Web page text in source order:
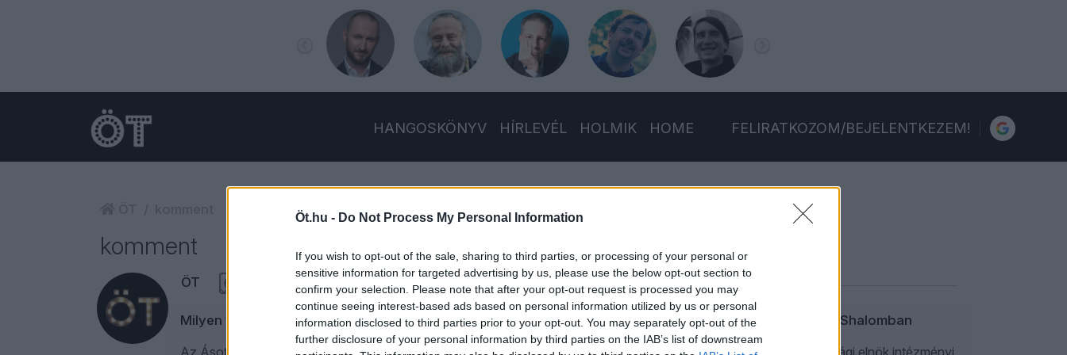
Öt.hu - Do Not Process My Personal Information
If you wish to opt-out of the sale, sharing to third parties, or processing of your personal or
sensitive information for targeted advertising by us, please use the below opt-out section to
confirm your selection. Please note that after your opt-out request is processed you may
continue seeing interest-based ads based on personal information utilized by us or personal
information disclosed to third parties prior to your opt-out. You may separately opt-out of the
further disclosure of your personal information by third parties on the IAB’s list of downstream
HANGOSKÖNYV HÍRLEVÉL HOLMIK HOME FELIRATKOZOM/BEJELENTKEZEM!
komment
ÖT 6
Milyen világ jön, amikor a miniszterelnök a köztársasági elnöknél kommentel? | Hont és Schiffer az ÁsottShalomban